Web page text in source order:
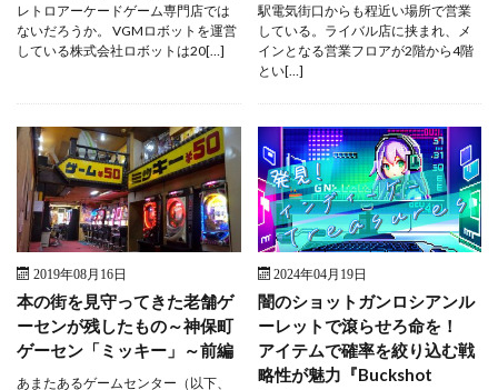
レトロアーケードゲーム専門店では
ないだろうか。 VGMロボットを運営
している株式会社ロボットは20[…]
駅電気街口からも程近い場所で営業
している。ライバル店に挟まれ、メ
インとなる営業フロアが2階から4階
とい[…]
2019年08月16日
本の街を見守ってきた老舗ゲ
ーセンが残したもの～神保町
ゲーセン「ミッキー」～前編
あまたあるゲームセンター（以下、
2024年04月19日
闇のショットガンロシアンル
ーレットで滾らせろ命を！
アイテムで確率を絞り込む戦
略性が魅力『Buckshot